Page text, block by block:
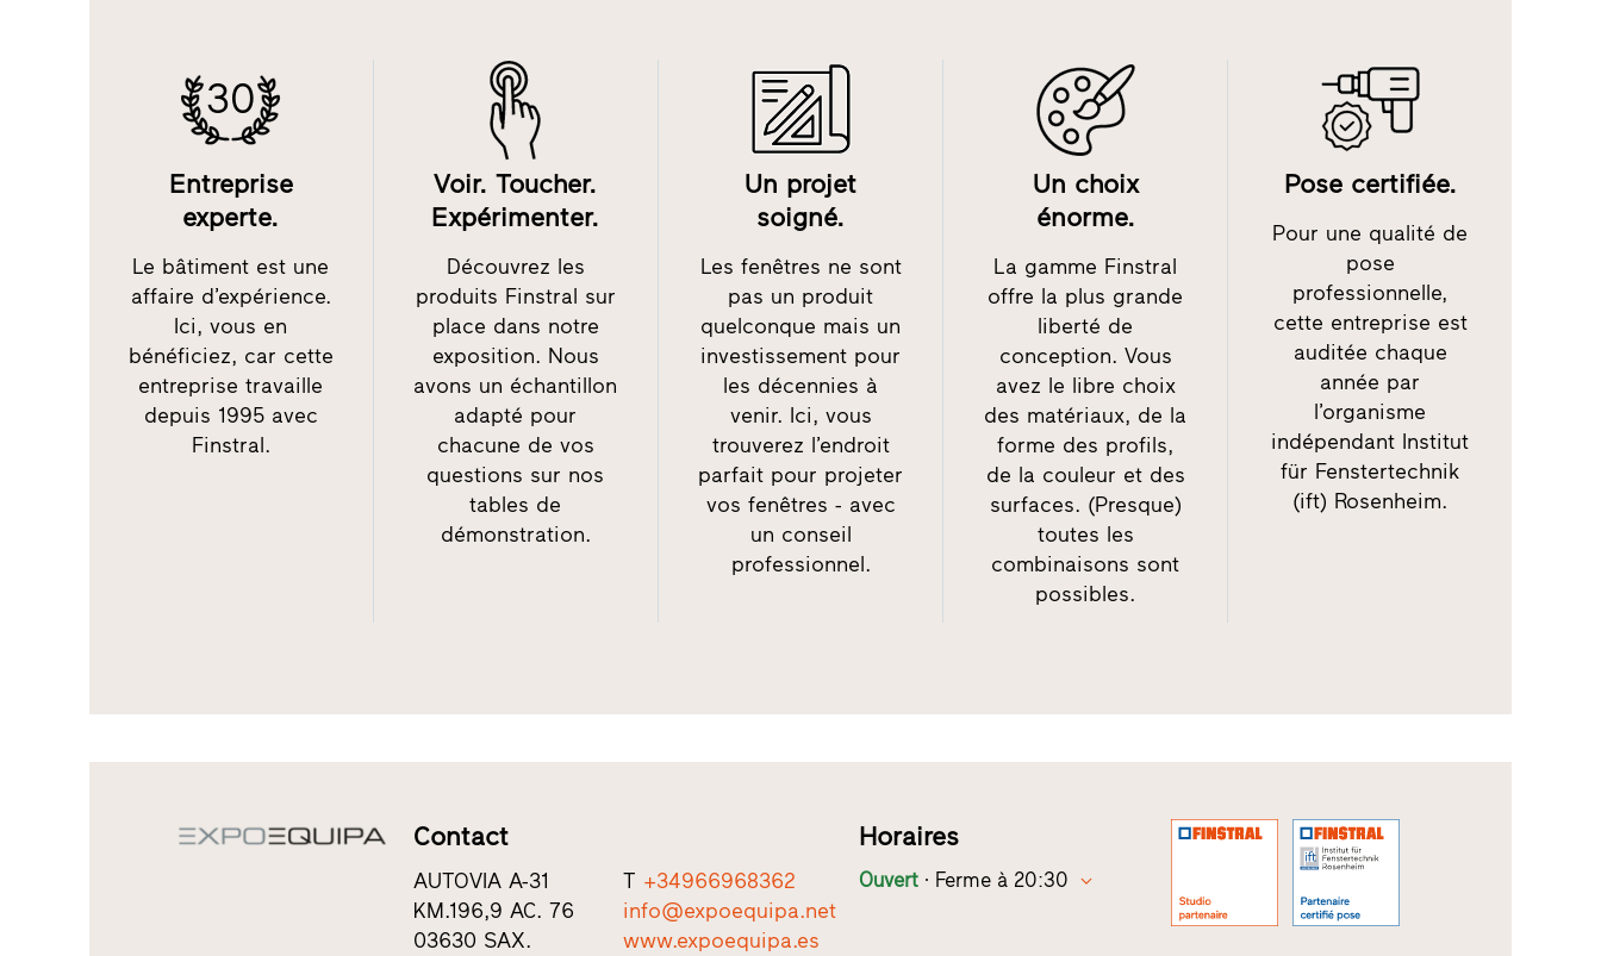
30
Entreprise
experte.
Le bâtiment est une
affaire d’expérience.
Ici, vous en
bénéficiez, car cette
entreprise travaille
depuis 1995 avec
Finstral.
Voir. Toucher.
Expérimenter.
Découvrez les
produits Finstral sur
place dans notre
exposition. Nous
avons un échantillon
adapté pour
chacune de vos
questions sur nos
tables de
démonstration.
Un projet
soigné.
Les fenêtres ne sont
pas un produit
quelconque mais un
investissement pour
les décennies à
venir. Ici, vous
trouverez l’endroit
parfait pour projeter
vos fenêtres - avec
un conseil
professionnel.
Un choix
énorme.
La gamme Finstral
offre la plus grande
liberté de
conception. Vous
avez le libre choix
des matériaux, de la
forme des profils,
de la couleur et des
surfaces. (Presque)
toutes les
combinaisons sont
possibles.
Pose certifiée.
Pour une qualité de
pose
professionnelle,
cette entreprise est
auditée chaque
année par
l’organisme
indépendant Institut
für Fenstertechnik
(ift) Rosenheim.
Contact
AUTOVIA A-31
KM.196,9 AC. 76
03630 SAX.
T +34966968362
info@expoequipa.net
www.expoequipa.es
Horaires
Ouvert Ferme à 20:30